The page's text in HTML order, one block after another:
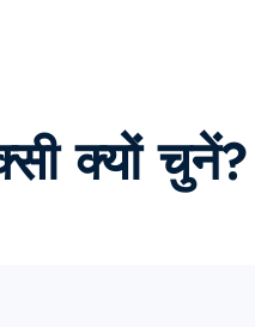
क्यों चुनें?